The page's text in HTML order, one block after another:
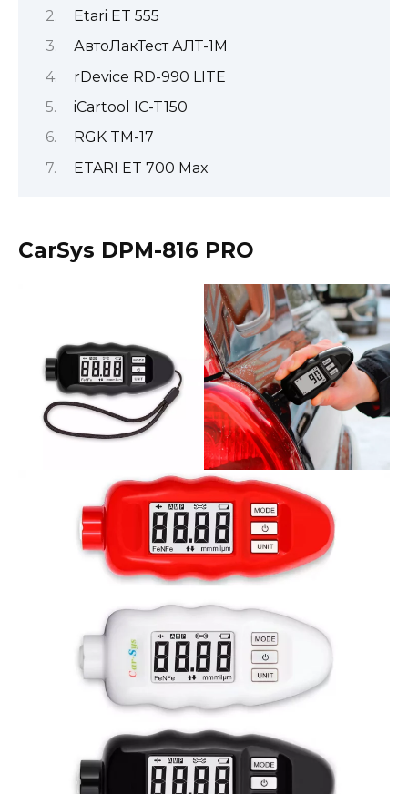
Etari ET 555
АвтоЛакТест АЛТ-1М
rDevice RD-990 LITE
iCartool IC-T150
RGK TM-17
ETARI ET 700 Max
CarSys DPM-816 PRO